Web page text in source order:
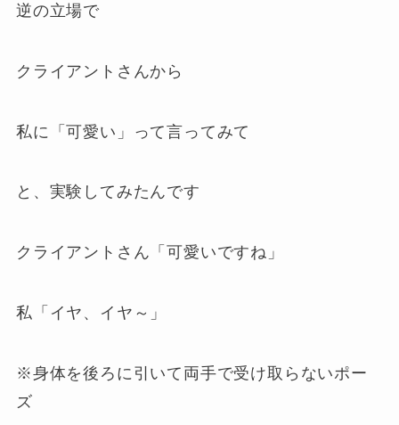
逆の立場で
クライアントさんから
私に「可愛い」って言ってみて
と、実験してみたんです
クライアントさん「可愛いですね」
私「イヤ、イヤ～」
※身体を後ろに引いて両手で受け取らないポー
ズ